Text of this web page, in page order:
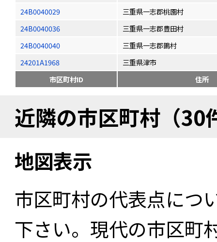
24B0040029
三重県一志郡桃園村
24B0040036
三重県一志郡豊田村
24B0040040
三重県一志郡鵲村
24201A1968
三重県津市
市区町村ID
住所
近隣の市区町村（30
地図表示
市区町村の代表点につ
下さい。現代の市区町